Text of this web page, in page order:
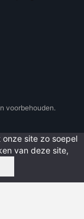
voorbehouden.
site zo soepel
van deze site,